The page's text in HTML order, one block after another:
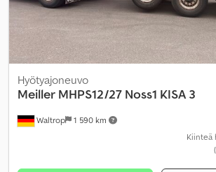
Waltrop 1 590 km
Hyötyajoneuvo
Meiller MHPS12/27 Noss1 KISA 3
Kiinteä